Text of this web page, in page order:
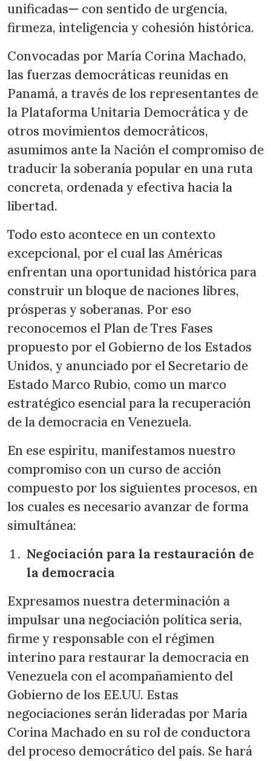
unificadas— con sentido de urgencia,
firmeza, inteligencia y cohesión histórica.
Convocadas por María Corina Machado,
las fuerzas democráticas reunidas en
Panamá, a través de los representantes de
la Plataforma Unitaria Democrática y de
otros movimientos democráticos,
asumimos ante la Nación el compromiso de
traducir la soberanía popular en una ruta
concreta, ordenada y efectiva hacia la
libertad.
Todo esto acontece en un contexto
excepcional, por el cual las Américas
enfrentan una oportunidad histórica para
construir un bloque de naciones libres,
prósperas y soberanas. Por eso
reconocemos el Plan de Tres Fases
propuesto por el Gobierno de los Estados
Unidos, y anunciado por el Secretario de
Estado Marco Rubio, como un marco
estratégico esencial para la recuperación
de la democracia en Venezuela.
En ese espíritu, manifestamos nuestro
compromiso con un curso de acción
compuesto por los siguientes procesos, en
los cuales es necesario avanzar de forma
simultánea:
Negociación para la restauración de
la democracia
Expresamos nuestra determinación a
impulsar una negociación política seria,
firme y responsable con el régimen
interino para restaurar la democracia en
Venezuela con el acompañamiento del
Gobierno de los EE.UU. Estas
negociaciones serán lideradas por María
Corina Machado en su rol de conductora
del proceso democrático del país. Se hará